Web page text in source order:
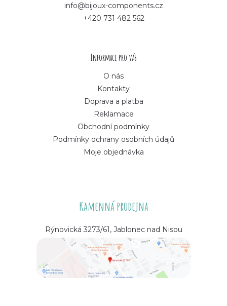
info@bijoux-components.cz
+420 731 482 562
Informace pro vás
O nás
Kontakty
Doprava a platba
Reklamace
Obchodní podmínky
Podmínky ochrany osobních údajů
Moje objednávka
Kamenná prodejna
Rýnovická 3273/61, Jablonec nad Nisou